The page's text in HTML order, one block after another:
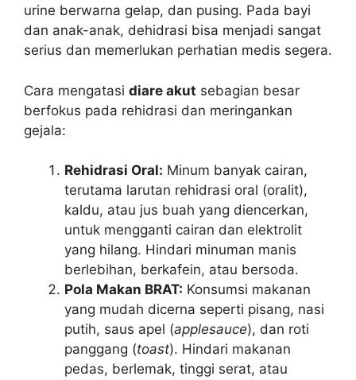
urine berwarna gelap, dan pusing. Pada bayi
dan anak-anak, dehidrasi bisa menjadi sangat
serius dan memerlukan perhatian medis segera.
Cara mengatasi diare akut sebagian besar
berfokus pada rehidrasi dan meringankan
gejala:
Rehidrasi Oral: Minum banyak cairan,
terutama larutan rehidrasi oral (oralit),
kaldu, atau jus buah yang diencerkan,
untuk mengganti cairan dan elektrolit
yang hilang. Hindari minuman manis
berlebihan, berkafein, atau bersoda.
Pola Makan BRAT: Konsumsi makanan
yang mudah dicerna seperti pisang, nasi
putih, saus apel (applesauce), dan roti
panggang (toast). Hindari makanan
pedas, berlemak, tinggi serat, atau